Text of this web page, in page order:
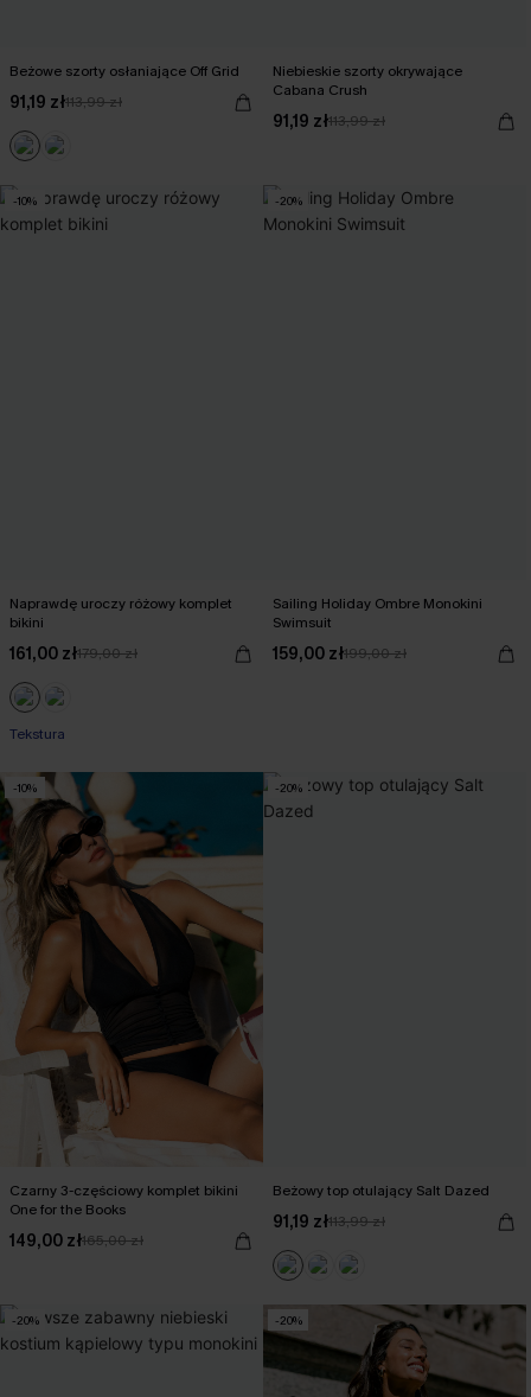
Beżowe szorty osłaniające Off Grid
91,19 zł113,99 zł
Niebieskie szorty okrywające
Cabana Crush
91,19 zł113,99 zł
-10%
Naprawdę uroczy różowy komplet
bikini
161,00 zł179,00 zł
Tekstura
-20%
Sailing Holiday Ombre Monokini
Swimsuit
159,00 zł199,00 zł
-10%
Czarny 3-częściowy komplet bikini
One for the Books
149,00 zł165,00 zł
-20%
Beżowy top otulający Salt Dazed
91,19 zł113,99 zł
-20% -20%